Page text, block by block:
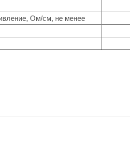
Ом/см, не менее